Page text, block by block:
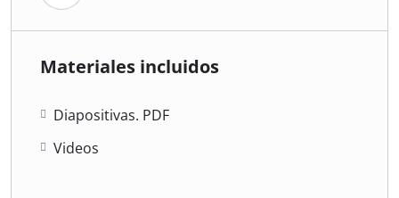
Materiales incluidos
Diapositivas. PDF
Videos